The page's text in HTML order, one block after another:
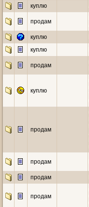
куплю
продам
куплю
куплю
продам
куплю
продам
продам
продам
продам